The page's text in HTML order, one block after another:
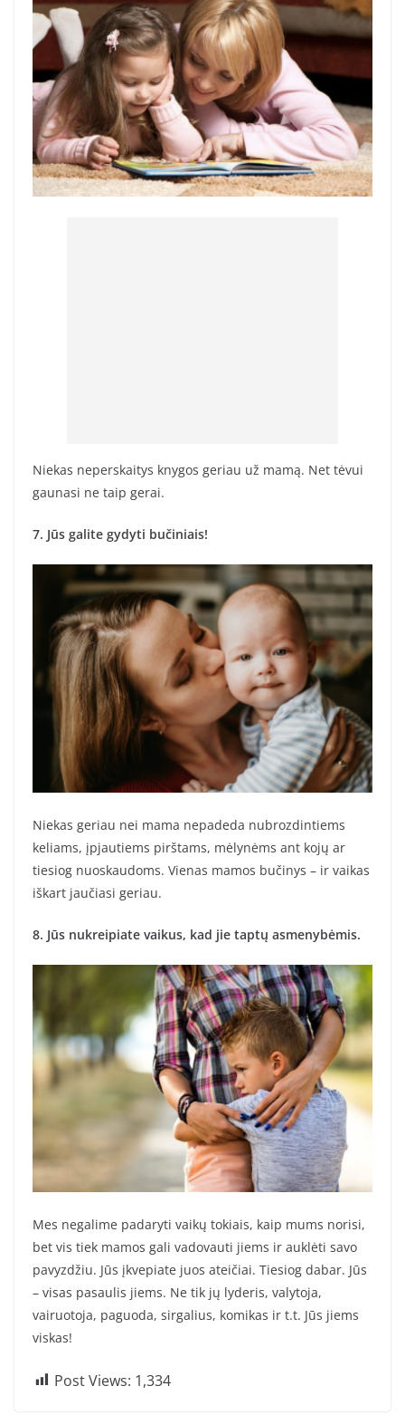
Niekas neperskaitys knygos geriau už mamą. Net tėvui
gaunasi ne taip gerai.
7. Jūs galite gydyti bučiniais!
Niekas geriau nei mama nepadeda nubrozdintiems
keliams, įpjautiems pirštams, mėlynėms ant kojų ar
tiesiog nuoskaudoms. Vienas mamos bučinys – ir vaikas
iškart jaučiasi geriau.
8. Jūs nukreipiate vaikus, kad jie taptų asmenybėmis.
Mes negalime padaryti vaikų tokiais, kaip mums norisi,
bet vis tiek mamos gali vadovauti jiems ir auklėti savo
pavyzdžiu. Jūs įkvepiate juos ateičiai. Tiesiog dabar. Jūs
– visas pasaulis jiems. Ne tik jų lyderis, valytoja,
vairuotoja, paguoda, sirgalius, komikas ir t.t. Jūs jiems
viskas!
Post Views: 1,334